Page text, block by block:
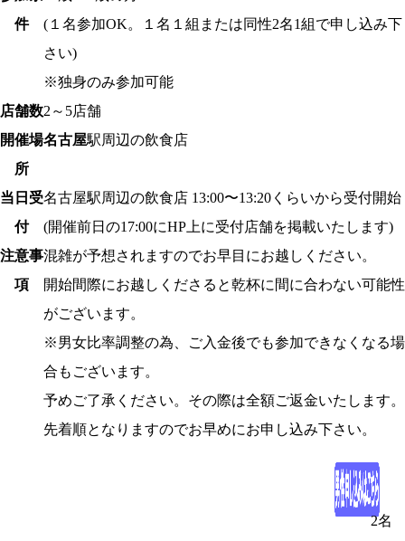
件
(１名参加OK。１名１組または同性2名1組で申し込み下
さい)
※独身のみ参加可能
店舗数2～5店舗
開催場
所
名古屋駅周辺の飲食店
当日受
付
名古屋駅周辺の飲食店 13:00〜13:20くらいから受付開始
(開催前日の17:00にHP上に受付店舗を掲載いたします)
注意事
項
混雑が予想されますのでお早目にお越しください。
開始間際にお越しくださると乾杯に間に合わない可能性
がございます。
※男女比率調整の為、ご入金後でも参加できなくなる場
合もございます。
予めご了承ください。その際は全額ご返金いたします。
先着順となりますのでお早めにお申し込み下さい。
2名